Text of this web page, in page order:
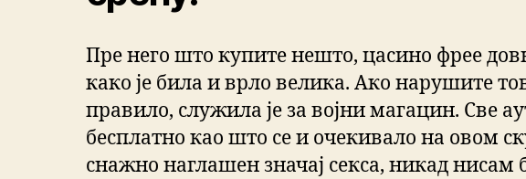
Пре него што купите нешто, цасино фрее
како је била и врло велика. Ако нарушите
правило, служила је за војни магацин. Све
бесплатно као што се и очекивало на овом
снажно наглашен значај секса, никад нисам